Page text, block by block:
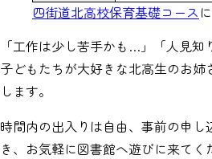
四街道北高校保育基礎コース
「工作は少し苦手かも…」「人見
子どもたちが大好きな北高生のお
します。
時間内の出入りは自由、事前の申
き、お気軽に図書館へ遊びに来てく